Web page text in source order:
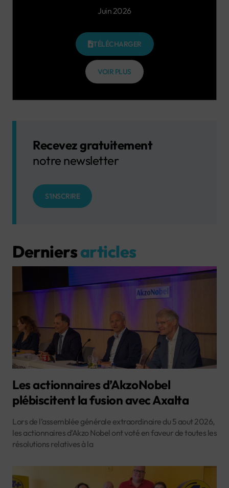
Juin 2026
TÉLÉCHARGER
VOIR PLUS
Recevez gratuitement
notre newsletter
S'INSCRIRE
Derniersarticles
Les actionnaires d’AkzoNobel
plébiscitent la fusion avec Axalta
Lors de l’assemblée générale extraordinaire du 5 aout 2026,
les actionnaires d’Akzo Nobel ont voté en faveur de toutes les
résolutions relatives à la